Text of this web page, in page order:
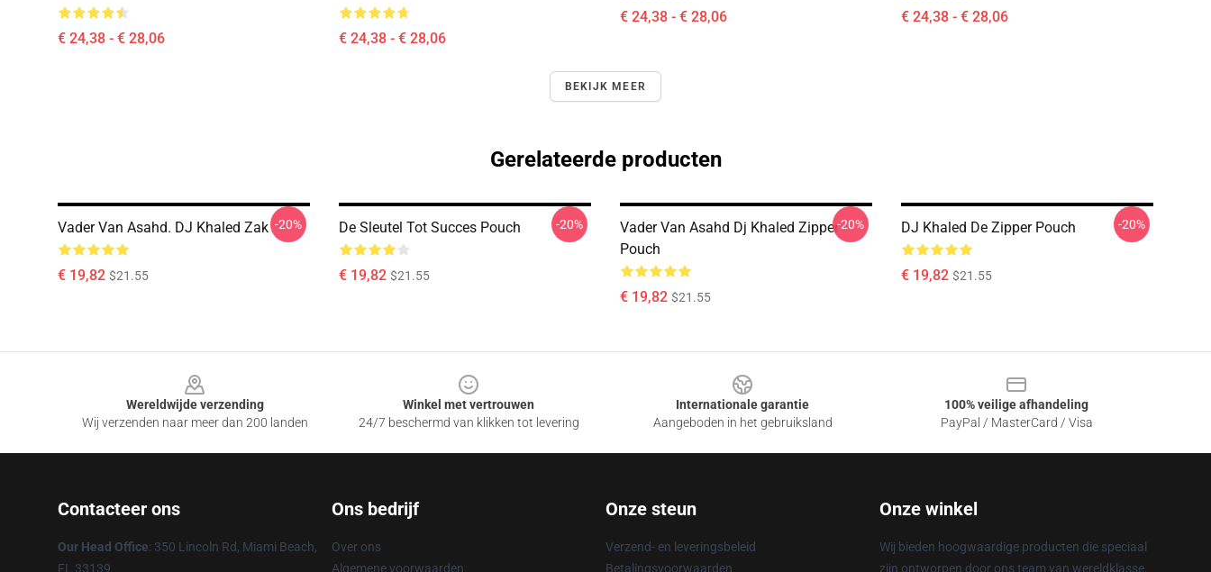
€ 24,38 - € 28,06 € 24,38 - € 28,06
€ 24,38 - € 28,06 € 24,38 - € 28,06
BEKIJK MEER
Gerelateerde producten
Vader Van Asahd. DJ Khaled Zak
€ 19,82 $21.55
-20% De Sleutel Tot Succes Pouch
€ 19,82 $21.55
-20%
Vader Van Asahd Dj Khaled Zipper
Pouch
€ 19,82 $21.55
-20% DJ Khaled De Zipper Pouch
€ 19,82 $21.55
-20%
Wereldwijde verzending
Wij verzenden naar meer dan 200 landen
Winkel met vertrouwen
24/7 beschermd van klikken tot levering
Internationale garantie
Aangeboden in het gebruiksland
100% veilige afhandeling
PayPal / MasterCard / Visa
Contacteer ons
Our Head Office: 350 Lincoln Rd, Miami Beach,
FL 33139
Ons bedrijf
Over ons
Algemene voorwaarden
Onze steun
Verzend- en leveringsbeleid
Betalingsvoorwaarden
Onze winkel
Wij bieden hoogwaardige producten die speciaal
zijn ontworpen door ons team van wereldklasse.